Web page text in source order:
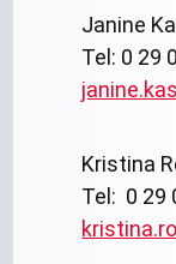
Janine
Tel: 0 29
Kristina
Tel: 0 29